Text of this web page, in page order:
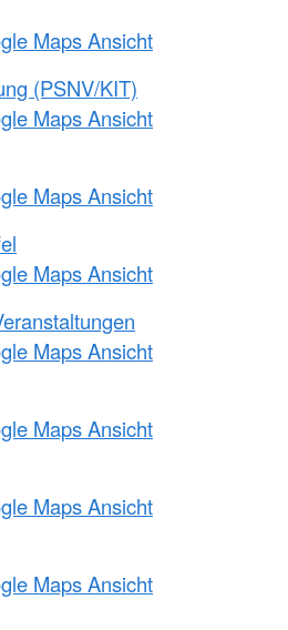
Maps Ansicht
(PSNV/KIT)
Maps Ansicht
Maps Ansicht
Maps Ansicht
Maps Ansicht
Maps Ansicht
Maps Ansicht
Maps Ansicht